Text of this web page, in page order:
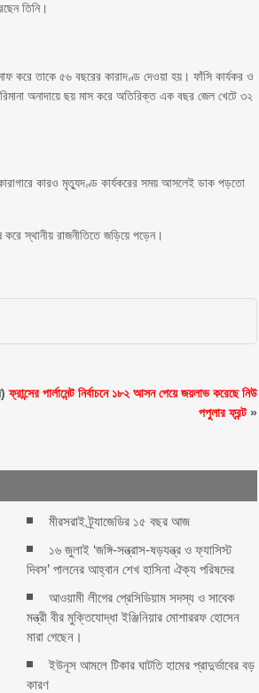
তিনি।
করে তাকে ৫৬ বছরের কারাদণ্ড দেওয়া হয়। ফাঁসি কার্যকর ও
অনাদায়ে ছয় মাস করে অতিরিক্ত এক বছর জেল খেটে ৩২
কারও মৃত্যুদণ্ড কার্যকরের সময় আসলেই ডাক পড়তো
করে স্থানীয় রাজনীতিতে জড়িয়ে পড়েন।
ফ্রান্সের পার্লামেন্ট নির্বাচনে ১৮২ আসন পেয়ে জয়লাভ করেছে নিউ
পপুলার ফ্রন্ট»
মীরসরাই ট্র্যাজেডির ১৫ বছর আজ
১৬ জুলাই ‘জঙ্গি-সন্ত্রাস-ষড়যন্ত্র ও ফ্যাসিস্ট
দিবস’ পালনের আহ্বান শেখ হাসিনা ঐক্য পরিষদের
আওয়ামী লীগের প্রেসিডিয়াম সদস্য ও সাবেক
মন্ত্রী বীর মুক্তিযোদ্ধা ইঞ্জিনিয়ার মোশাররফ হোসেন
মারা গেছেন।
ইউনূস আমলে টিকার ঘাটতি হামের প্রাদুর্ভাবের বড়
কারণ